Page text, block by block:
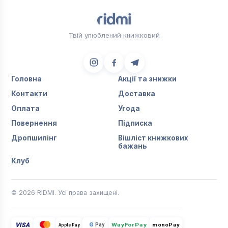
Твій улюблений книжковий
Головна
Акції та знижки
Контакти
Доставка
Оплата
Угода
Повернення
Підписка
Дропшипінг
Вішліст книжкових
бажань
Клуб
© 2026 RIDMI. Усі права захищені.
VISA Apple Pay G Pay WayForPay monoPay